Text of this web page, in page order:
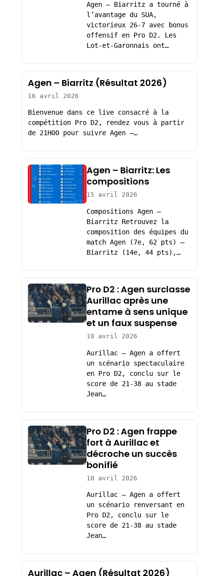
Agen – Biarritz a tourné à
l’avantage du SUA,
victorieux 26-7 avec bonus
offensif en Pro D2. Les
Lot-et-Garonnais ont…
Agen – Biarritz (Résultat 2026)
16 avril 2026
Bienvenue dans ce live consacré à la
compétition Pro D2, rendez vous à partir
de 21H00 pour suivre Agen –…
Agen – Biarritz: Les
compositions
15 avril 2026
Compositions Agen –
Biarritz Retrouvez la
composition des équipes du
match Agen (7e, 62 pts) –
Biarritz (14e, 44 pts),…
Pro D2 : Agen surclasse
Aurillac après une
entame à sens unique
et un faux suspense
10 avril 2026
Aurillac – Agen a offert
un scénario spectaculaire
en Pro D2, conclu sur le
score de 21-38 au stade
Jean…
Pro D2 : Agen frappe
fort à Aurillac et
décroche un succès
bonifié
10 avril 2026
Aurillac – Agen a offert
un scénario renversant en
Pro D2, conclu sur le
score de 21-38 au stade
Jean…
Aurillac – Agen (Résultat 2026)